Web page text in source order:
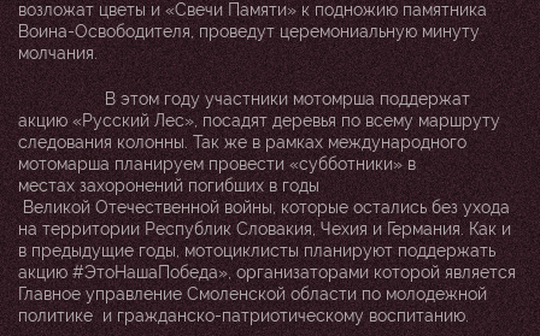
возложат цветы и «Свечи Памяти» к подножию памятника
Воина-Освободителя, проведут церемониальную минуту
молчания.
В этом году участники мотомрша поддержат
акцию «Русский Лес», посадят деревья по всему маршруту
следования колонны. Так же в рамках международного
мотомарша планируем провести «субботники» в
местах захоронений погибших в годы
Великой Отечественной войны, которые остались без ухода
на территории Республик Словакия, Чехия и Германия. Как и
в предыдущие годы, мотоциклисты планируют поддержать
акцию #ЭтоНашаПобеда», организаторами которой является
Главное управление Смоленской области по молодежной
политике и гражданско-патриотическому воспитанию.